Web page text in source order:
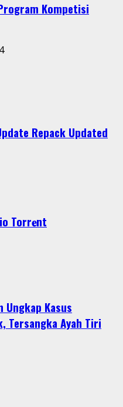
Kompetisi
Repack Updated
Torr𝐞nt
Ungkap Kasus
Tersangka Ayah Tiri